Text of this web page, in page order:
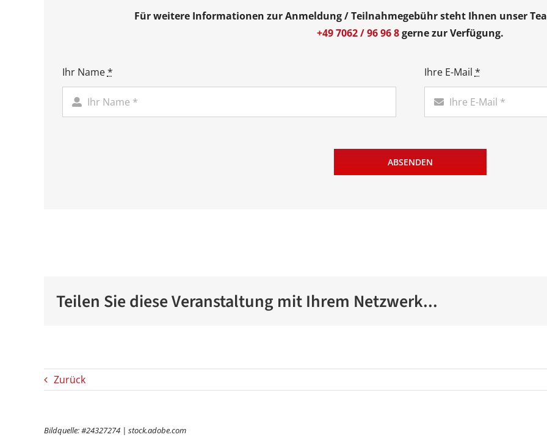
Für weitere Informationen zur Anmeldung / Teilnahmegebühr steht Ihnen unser
+49 7062 / 96 96 8gerne zur Verfügung.
Ihr Name* Ihre E-Mail *
ABSENDEN
Teilen Sie diese Veranstaltung mit Ihrem Netzwerk...
Zurück
Bildquelle: #24327274 | stock.adobe.com